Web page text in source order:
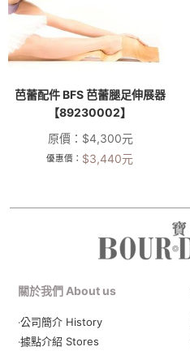
芭蕾配件 BFS 芭蕾腿足伸展器
【89230002】
原價： $4,300元
優惠價： $3,440元
關於我們 About us
‧公司簡介 History
‧據點介紹 Stores